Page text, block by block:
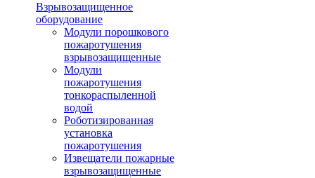
Взрывозащищенное
оборудование
Модули порошкового
пожаротушения
взрывозащищенные
Модули
пожаротушения
тонкораспыленной
водой
Роботизированная
установка
пожаротушения
Извещатели пожарные
взрывозащищенные